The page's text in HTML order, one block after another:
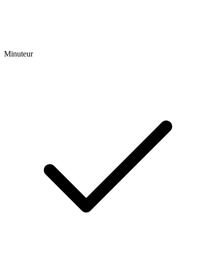
Minuteur